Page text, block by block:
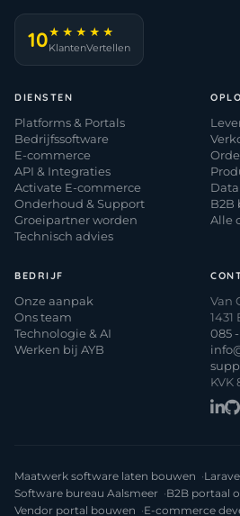
10★★★★★
KlantenVertellen
DIENSTEN
Platforms & Portals
Bedrijfssoftware
E-commerce
API & Integraties
Activate E-commerce
Onderhoud & Support
Groeipartner worden
Technisch advies
B2B
Alle
BEDRIJF
Onze aanpak
Ons team
Technologie & AI
Werken bij AYB
Van
085
KVK
Maatwerk software laten bouwen
Software bureau Aalsmeer
B2B portaal
Vendor portal bouwen
E-commerce